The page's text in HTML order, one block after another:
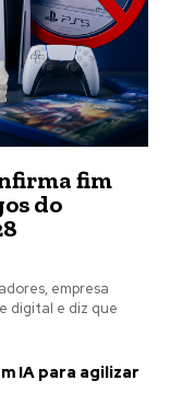
fim
do
empresa
digital e diz que
IA para agilizar